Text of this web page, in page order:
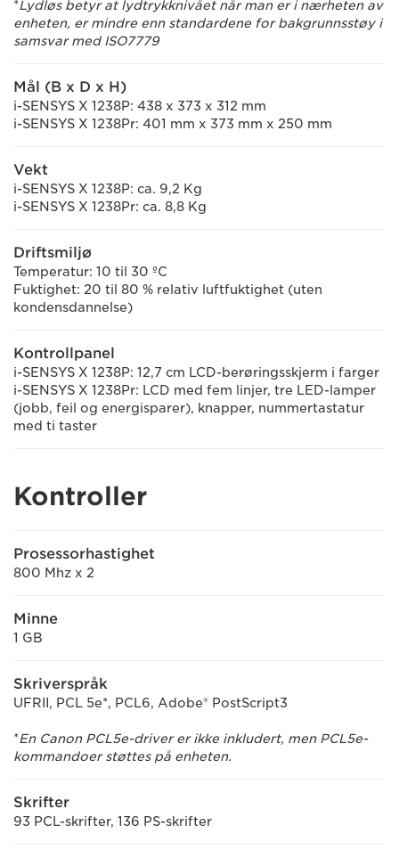
*Lydløs betyr at lydtrykknivået når man er i nærheten av
enheten, er mindre enn standardene for bakgrunnsstøy i
samsvar med ISO7779
Mål (B x D x H)
i-SENSYS X 1238P: 438 x 373 x 312 mm
i-SENSYS X 1238Pr: 401 mm x 373 mm x 250 mm
Vekt
i-SENSYS X 1238P: ca. 9,2 Kg
i-SENSYS X 1238Pr: ca. 8,8 Kg
Driftsmiljø
Temperatur: 10 til 30 ºC
Fuktighet: 20 til 80 % relativ luftfuktighet (uten
kondensdannelse)
Kontrollpanel
i-SENSYS X 1238P: 12,7 cm LCD-berøringsskjerm i farger
i-SENSYS X 1238Pr: LCD med fem linjer, tre LED-lamper
(jobb, feil og energisparer), knapper, nummertastatur
med ti taster
Kontroller
Prosessorhastighet
800 Mhz x 2
Minne
1 GB
Skriverspråk
UFRII, PCL 5e*, PCL6, Adobe® PostScript3
*En Canon PCL5e-driver er ikke inkludert, men PCL5e-
kommandoer støttes på enheten.
Skrifter
93 PCL-skrifter, 136 PS-skrifter